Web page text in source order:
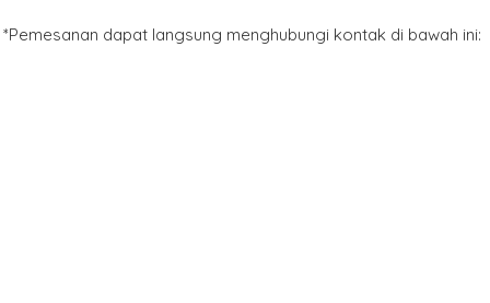
*Pemesanan dapat langsung menghubungi kontak di bawah ini: